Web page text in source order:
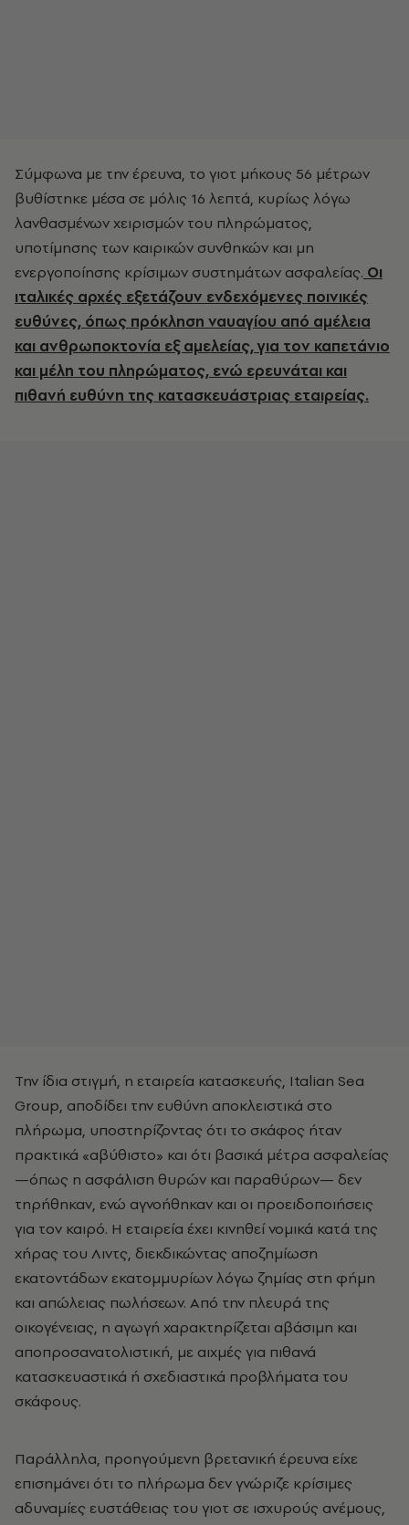
Σύμφωνα με την έρευνα, το γιοτ μήκους 56 μέτρων
βυθίστηκε μέσα σε μόλις 16 λεπτά, κυρίως λόγω
λανθασμένων χειρισμών του πληρώματος,
υποτίμησης των καιρικών συνθηκών και μη
ενεργοποίησης κρίσιμων συστημάτων ασφαλείας. Οι
ιταλικές αρχές εξετάζουν ενδεχόμενες ποινικές
ευθύνες, όπως πρόκληση ναυαγίου από αμέλεια
και ανθρωποκτονία εξ αμελείας, για τον καπετάνιο
και μέλη του πληρώματος, ενώ ερευνάται και
πιθανή ευθύνη της κατασκευάστριας εταιρείας.
Την ίδια στιγμή, η εταιρεία κατασκευής, Italian Sea
Group, αποδίδει την ευθύνη αποκλειστικά στο
πλήρωμα, υποστηρίζοντας ότι το σκάφος ήταν
πρακτικά «αβύθιστο» και ότι βασικά μέτρα ασφαλείας
—όπως η ασφάλιση θυρών και παραθύρων— δεν
τηρήθηκαν, ενώ αγνοήθηκαν και οι προειδοποιήσεις
για τον καιρό. Η εταιρεία έχει κινηθεί νομικά κατά της
χήρας του Λιντς, διεκδικώντας αποζημίωση
εκατοντάδων εκατομμυρίων λόγω ζημίας στη φήμη
και απώλειας πωλήσεων. Από την πλευρά της
οικογένειας, η αγωγή χαρακτηρίζεται αβάσιμη και
αποπροσανατολιστική, με αιχμές για πιθανά
κατασκευαστικά ή σχεδιαστικά προβλήματα του
σκάφους.
Παράλληλα, προηγούμενη βρετανική έρευνα είχε
επισημάνει ότι το πλήρωμα δεν γνώριζε κρίσιμες
αδυναμίες ευστάθειας του γιοτ σε ισχυρούς ανέμους,